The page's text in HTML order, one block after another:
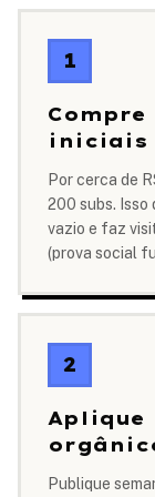
1
iniciais
Por cerca de
200 subs. Isso
vazio e faz
(prova social
2
Aplique
Publique